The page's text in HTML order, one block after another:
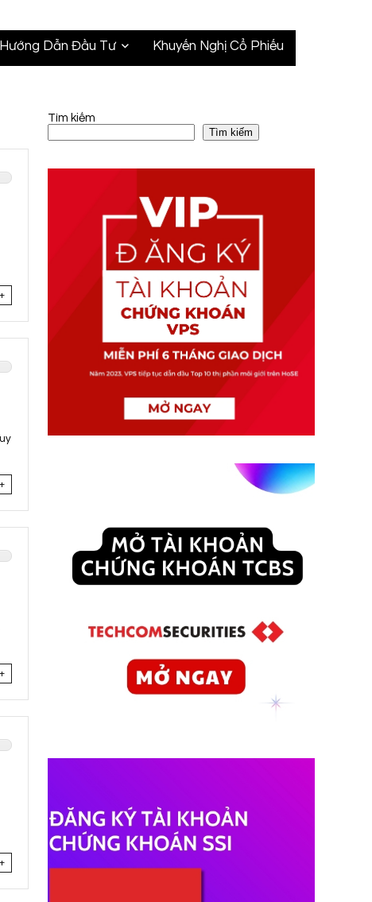
Hướng Dẫn Đầu Tư Khuyến Nghị Cổ Phiếu
Tìm kiếm
Tìm kiếm